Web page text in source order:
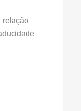
relação